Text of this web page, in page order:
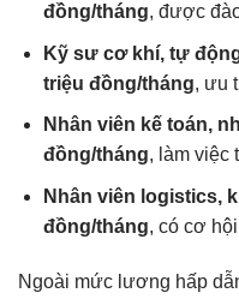
đồng/tháng, được
Kỹ sư cơ khí, tự
triệu đồng/tháng, ưu
Nhân viên kế toán,
đồng/tháng, làm việc
Nhân viên logistics,
đồng/tháng, có cơ
Ngoài mức lương hấp